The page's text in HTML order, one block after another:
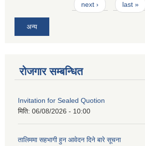
next › last »
अन्य
रोजगार सम्बन्धित
Invitation for Sealed Quotion
मिति: 06/08/2026 - 10:00
तालिममा सहभागी हुन आवेदन दिने बारे सूचना